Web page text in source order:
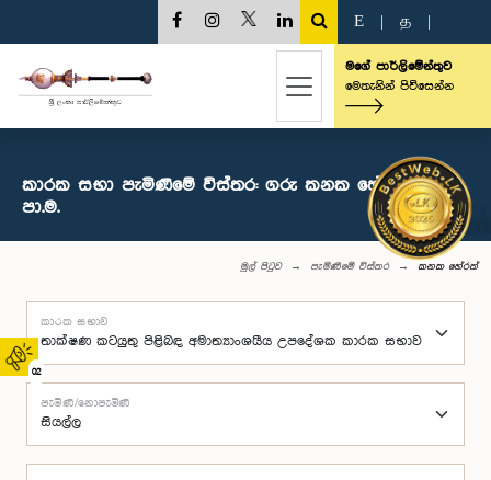
02
E த
මගේ පාර්ලිමේන්තුව
මෙතැනින් පිවිසෙන්න
කාරක සභා පැමිණීමේ විස්තර: ගරු කනක හේරත් මහතා,
පා.ම.
මුල් පිටුව පැමිණීමේ විස්තර කනක හේරත්
කාරක සභාව
පැමිණි/නොපැමිණි